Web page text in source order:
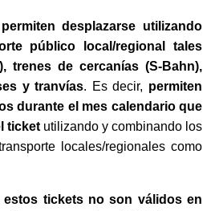
desplazarse utilizando
público local/regional tales
trenes de cercanías (S-Bahn),
y tranvías. Es decir, permiten
durante el mes calendario que
ticket utilizando y combinando los
locales/regionales como
estos tickets no son válidos en